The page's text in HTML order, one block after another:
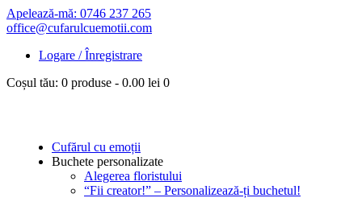
Apelează-mă: 0746 237 265
office@cufarulcuemotii.com
Logare / Înregistrare
Coșul tău: 0 produse - 0.00 lei 0
Cufărul cu emoții
Buchete personalizate
Alegerea floristului
“Fii creator!” – Personalizează-ți buchetul!